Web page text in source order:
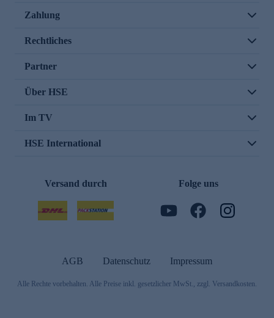
Zahlung
Rechtliches
Partner
Über HSE
Im TV
HSE International
Versand durch Folge uns
AGB Datenschutz Impressum
Alle Rechte vorbehalten. Alle Preise inkl. gesetzlicher MwSt., zzgl. Versandkosten.